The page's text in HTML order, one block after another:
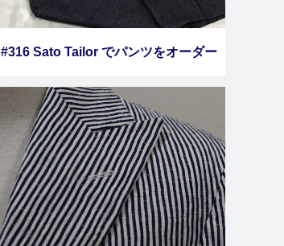
#316 Sato Tailor でパンツをオーダー
しました その６